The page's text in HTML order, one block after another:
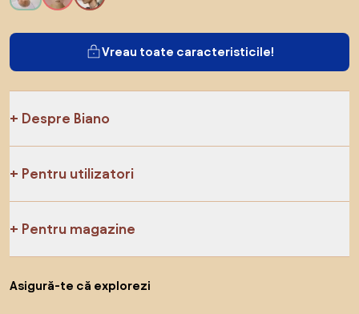
Vreau toate caracteristicile!
Despre Biano
Pentru utilizatori
Pentru magazine
Asigură-te că explorezi